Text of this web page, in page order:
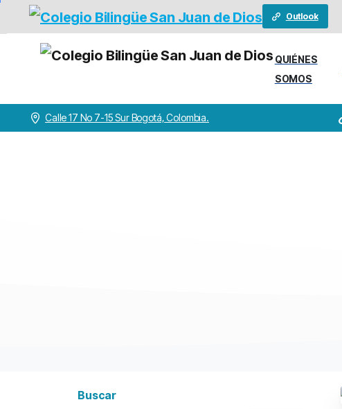
Outlook
QUIÉNES
SOMOS
Calle 17 No 7-15 Sur Bogotá, Colombia.
Buscar